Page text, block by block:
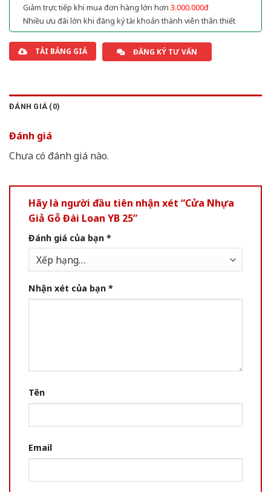
Giảm trực tiếp khi mua đơn hàng lớn hơn 3.000.000đ
Nhiều ưu đãi lớn khi đăng ký tài khoản thành viên thân thiết
TẢI BẢNG GIÁ ĐĂNG KÝ TƯ VẤN
ĐÁNH GIÁ (0)
Đánh giá
Chưa có đánh giá nào.
Hãy là người đầu tiên nhận xét “Cửa Nhựa
Giả Gỗ Đài Loan YB 25”
Đánh giá của bạn *
Nhận xét của bạn *
Tên
Email